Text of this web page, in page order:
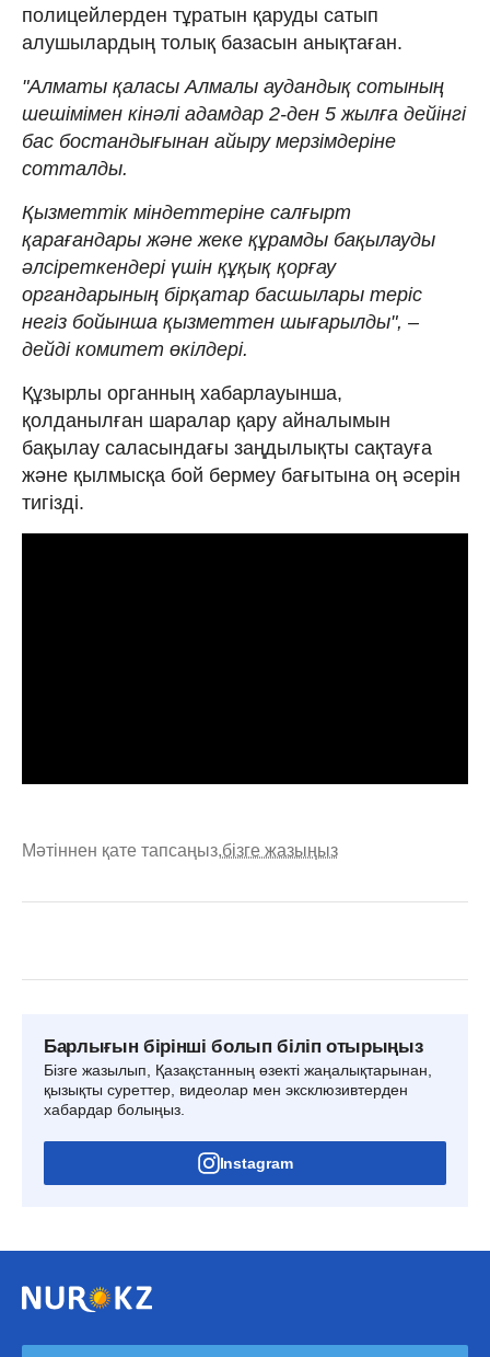
полицейлерден тұратын қаруды сатып
алушылардың толық базасын анықтаған.
"Алматы қаласы Алмалы аудандық сотының
шешімімен кінәлі адамдар 2-ден 5 жылға дейінгі
бас бостандығынан айыру мерзімдеріне
сотталды.
Қызметтік міндеттеріне салғырт
қарағандары және жеке құрамды бақылауды
әлсіреткендері үшін құқық қорғау
органдарының бірқатар басшылары теріс
негіз бойынша қызметтен шығарылды", –
дейді комитет өкілдері.
Құзырлы органның хабарлауынша,
қолданылған шаралар қару айналымын
бақылау саласындағы заңдылықты сақтауға
және қылмысқа бой бермеу бағытына оң әсерін
тигізді.
Мәтіннен қате тапсаңыз,бізге жазыңыз
Барлығын бірінші болып біліп отырыңыз
Бізге жазылып, Қазақстанның өзекті жаңалықтарынан,
қызықты суреттер, видеолар мен эксклюзивтерден
хабардар болыңыз.
Instagram